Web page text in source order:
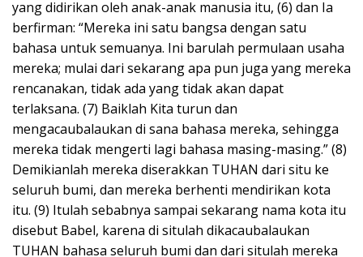
yang didirikan oleh anak-anak manusia itu, (6) dan Ia
berfirman: “Mereka ini satu bangsa dengan satu
bahasa untuk semuanya. Ini barulah permulaan usaha
mereka; mulai dari sekarang apa pun juga yang mereka
rencanakan, tidak ada yang tidak akan dapat
terlaksana. (7) Baiklah Kita turun dan
mengacaubalaukan di sana bahasa mereka, sehingga
mereka tidak mengerti lagi bahasa masing-masing.” (8)
Demikianlah mereka diserakkan TUHAN dari situ ke
seluruh bumi, dan mereka berhenti mendirikan kota
itu. (9) Itulah sebabnya sampai sekarang nama kota itu
disebut Babel, karena di situlah dikacaubalaukan
TUHAN bahasa seluruh bumi dan dari situlah mereka